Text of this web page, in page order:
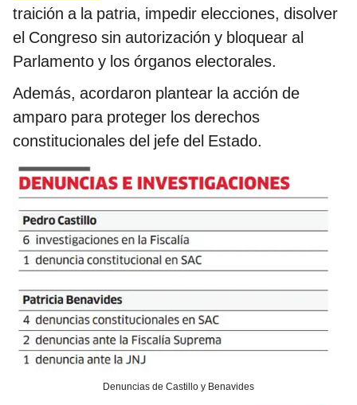
traición a la patria, impedir elecciones, disolver
el Congreso sin autorización y bloquear al
Parlamento y los órganos electorales.
Además, acordaron plantear la acción de
amparo para proteger los derechos
constitucionales del jefe del Estado.
Denuncias de Castillo y Benavides